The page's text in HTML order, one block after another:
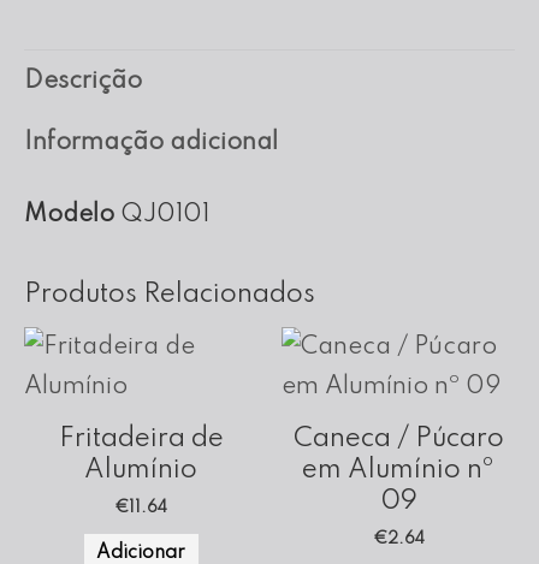
nº
01
Descrição
Informação adicional
Modelo QJ0101
Produtos Relacionados
Fritadeira de
Alumínio
€ 11.64
Adicionar
Caneca / Púcaro
em Alumínio nº
09
€2.64